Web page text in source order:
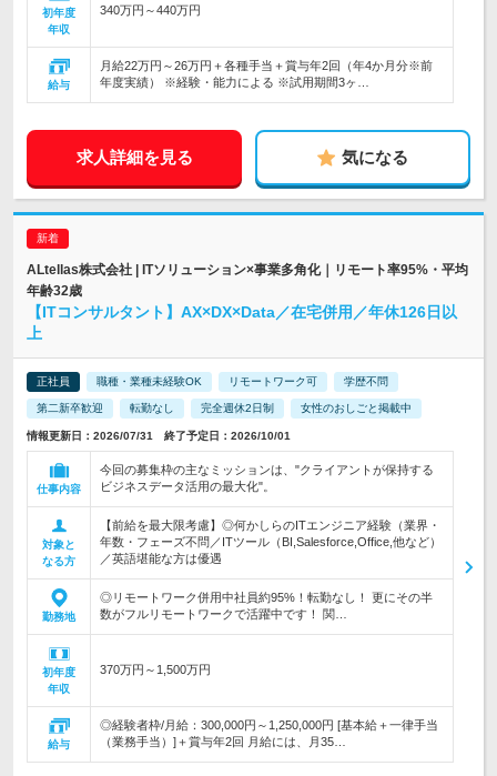
初年度
年収
340万円～440万円
給与
月給22万円～26万円＋各種手当＋賞与年2回（年4か月分※前
年度実績） ※経験・能力による ※試用期間3ヶ…
求人詳細を見る 気になる
ALtellas株式会社 | ITソリューション×事業多角化｜リモート率95%・平均
年齢32歳
【ITコンサルタント】AX×DX×Data／在宅併用／年休126日以
上
正社員 職種・業種未経験OK リモートワーク可 学歴不問
第二新卒歓迎 転勤なし 完全週休2日制 女性のおしごと掲載中
情報更新日：2026/07/31 終了予定日：2026/10/01
仕事内容
今回の募集枠の主なミッションは、"クライアントが保持する
ビジネスデータ活用の最大化"。
対象と
なる方
【前給を最大限考慮】◎何かしらのITエンジニア経験（業界・
年数・フェーズ不問／ITツール（BI,Salesforce,Office,他など）
／英語堪能な方は優遇
勤務地
◎リモートワーク併用中社員約95%！転勤なし！ 更にその半
数がフルリモートワークで活躍中です！ 関…
初年度
年収
370万円～1,500万円
給与
◎経験者枠/月給：300,000円～1,250,000円 [基本給＋一律手当
（業務手当）]＋賞与年2回 月給には、月35…